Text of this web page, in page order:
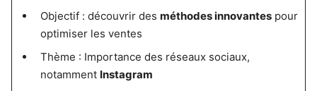
Objectif : découvrir des méthodes innovantespour
optimiser les ventes
Thème : Importance des réseaux sociaux,
notamment Instagram